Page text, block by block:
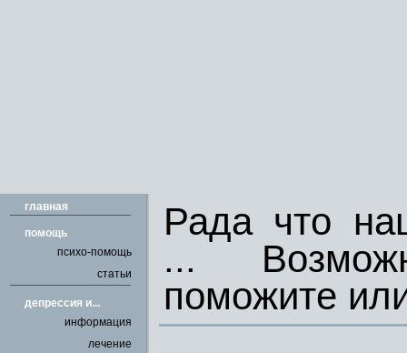
главная
помощь
психо-помощь
статьи
депрессия и...
информация
лечение
Рада что
...
поможите